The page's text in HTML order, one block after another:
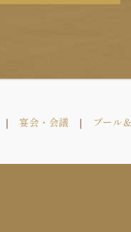
宴会・会議 プール